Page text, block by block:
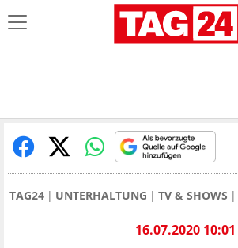
TAG24 UNTERHALTUNG TV & SHOWS
16.07.2020 10:01